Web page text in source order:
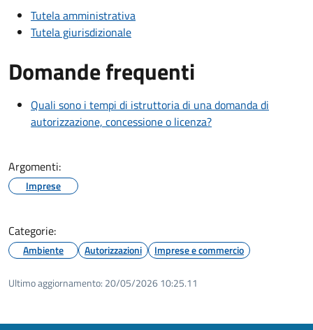
Tutela amministrativa
Tutela giurisdizionale
Domande frequenti
Quali sono i tempi di istruttoria di una domanda di
autorizzazione, concessione o licenza?
Argomenti:
Imprese
Categorie:
Ambiente Autorizzazioni Imprese e commercio
Ultimo aggiornamento: 20/05/2026 10:25.11